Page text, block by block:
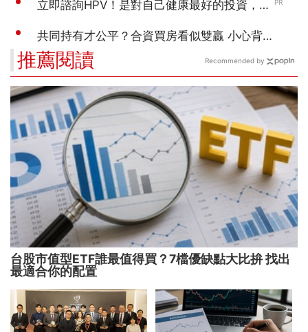
推薦閱讀
台股市值型ETF誰最值得買？7檔優缺點大比拚 找出
最適合你的配置
Recommended by